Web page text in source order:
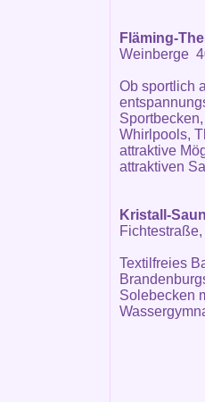
Fläming-
Weinberge
Ob sportlich
Whirlpools,
attraktive
attraktiven
Kristall-
Textilfreies
Solebecken